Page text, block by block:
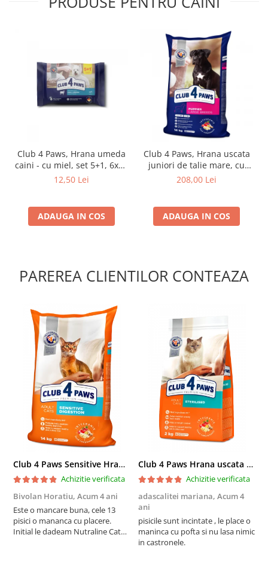
Club 4 Paws, Hrana umeda
caini - cu miel, set 5+1, 6x80
g
12,50 Lei
ADAUGA IN COS
Club 4 Paws, Hrana uscata
juniori de talie mare, cu
pui, 14kg
208,00 Lei
ADAUGA IN COS
PAREREA CLIENTILOR CONTEAZA
Club 4 Paws Sensitive Hrana uscata pisici adulte, 14kg
Achizitie verificata
Bivolan Horatiu, Acum 4 ani
Este o mancare buna, cele 13
pisici o mananca cu placere.
Initial le dadeam Nutraline Cat
Club 4 Paws Hrana uscata pisici sterilizate, 2kg
Achizitie verificata
adascalitei mariana, Acum 4
ani
pisicile sunt incintate , le place o
maninca cu pofta si nu lasa nimic
in castronele.